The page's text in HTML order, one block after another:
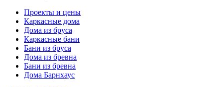
Проекты и цены
Каркасные дома
Дома из бруса
Каркасные бани
Бани из бруса
Дома из бревна
Бани из бревна
Дома Барнхаус